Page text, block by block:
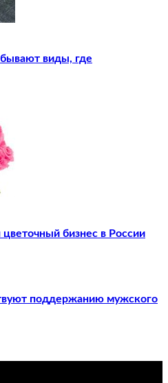
бывают виды, где
бизнес в России
поддержанию мужского